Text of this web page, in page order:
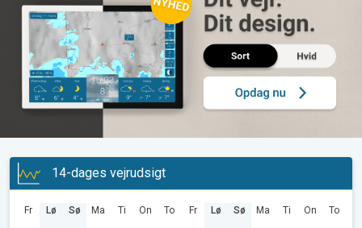
14-dages vejrudsigt
Fr Lø Sø Ma Ti On To Fr Lø Sø Ma Ti On To